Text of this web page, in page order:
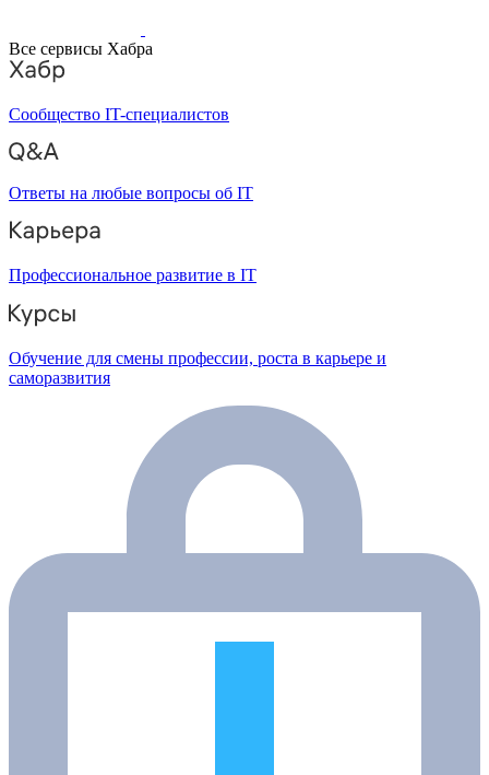
Все сервисы Хабра
Сообщество IT-специалистов
Ответы на любые вопросы об IT
Профессиональное развитие в IT
Обучение для смены профессии, роста в карьере и
саморазвития